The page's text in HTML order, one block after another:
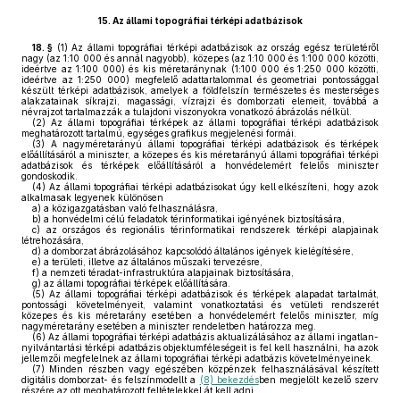
15. Az állami topográfiai térképi adatbázisok
18. § (1) Az állami topográfiai térképi adatbázisok az ország egész területéről
nagy (az 1:10 000 és annál nagyobb), közepes (az 1:10 000 és 1:100 000 közötti,
ideértve az 1:100 000) és kis méretaránynak (1:100 000 és 1:250 000 közötti,
ideértve az 1:250 000) megfelelő adattartalommal és geometriai pontossággal
készült térképi adatbázisok, amelyek a földfelszín természetes és mesterséges
alakzatainak síkrajzi, magassági, vízrajzi és domborzati elemeit, továbbá a
névrajzot tartalmazzák a tulajdoni viszonyokra vonatkozó ábrázolás nélkül.
(2) Az állami topográfiai térképek az állami topográfiai térképi adatbázisok
meghatározott tartalmú, egységes grafikus megjelenési formái.
(3) A nagyméretarányú állami topográfiai térképi adatbázisok és térképek
előállításáról a miniszter, a közepes és kis méretarányú állami topográfiai térképi
adatbázisok és térképek előállításáról a honvédelemért felelős miniszter
gondoskodik.
(4) Az állami topográfiai térképi adatbázisokat úgy kell elkészíteni, hogy azok
alkalmasak legyenek különösen
a) a közigazgatásban való felhasználásra,
b) a honvédelmi célú feladatok térinformatikai igényének biztosítására,
c) az országos és regionális térinformatikai rendszerek térképi alapjainak
létrehozására,
d) a domborzat ábrázolásához kapcsolódó általános igények kielégítésére,
e) a területi, illetve az általános műszaki tervezésre,
f) a nemzeti téradat-infrastruktúra alapjainak biztosítására,
g) az állami topográfiai térképek előállítására.
(5) Az állami topográfiai térképi adatbázisok és térképek alapadat tartalmát,
pontossági követelményeit, valamint vonatkoztatási és vetületi rendszerét
közepes és kis méretarány esetében a honvédelemért felelős miniszter, míg
nagyméretarány esetében a miniszter rendeletben határozza meg.
(6) Az állami topográfiai térképi adatbázis aktualizálásához az állami ingatlan-
nyilvántartási térképi adatbázis objektumféleségeit is fel kell használni, ha azok
jellemzői megfelelnek az állami topográfiai térképi adatbázis követelményeinek.
(7) Minden részben vagy egészében közpénzek felhasználásával készített
digitális domborzat- és felszínmodellt a (8) bekezdésben megjelölt kezelő szerv
részére az ott meghatározott feltételekkel át kell adni.